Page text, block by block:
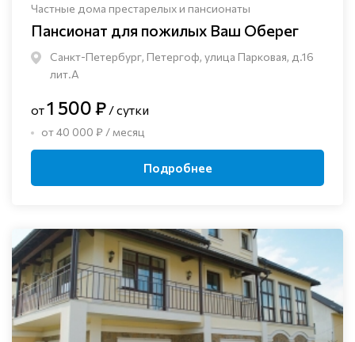
Частные дома престарелых и пансионаты
Пансионат для пожилых Ваш Оберег
Санкт-Петербург, Петергоф, улица Парковая, д.16
лит.А
от1 500 ₽ / сутки
от 40 000 ₽ / месяц
Подробнее